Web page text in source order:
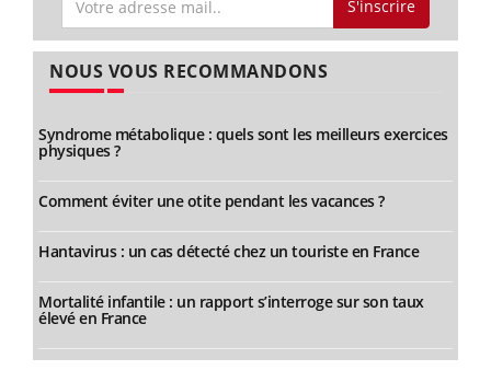
S'inscrire
NOUS VOUS RECOMMANDONS
Syndrome métabolique : quels sont les meilleurs exercices
physiques ?
Comment éviter une otite pendant les vacances ?
Hantavirus : un cas détecté chez un touriste en France
Mortalité infantile : un rapport s’interroge sur son taux
élevé en France